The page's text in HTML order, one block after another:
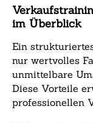
im Überblick
Ein
nur wertvolles
unmittelbare
Diese Vorteile
professionellen